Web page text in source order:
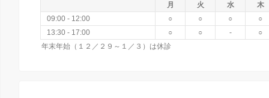
月 火 水
木
09:00 - 12:00
○ ○ ○
○
13:30 - 17:00
○ ○ -
○
年末年始（１２／２９～１／３）は休診